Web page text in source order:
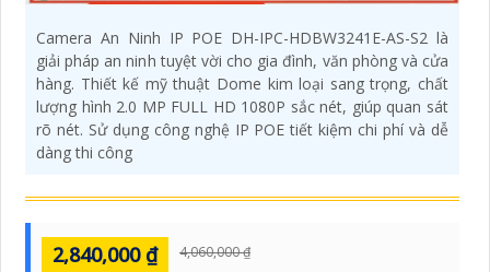
Camera An Ninh IP POE DH-IPC-HDBW3241E-AS-S2 là
giải pháp an ninh tuyệt vời cho gia đình, văn phòng và cửa
hàng. Thiết kế mỹ thuật Dome kim loại sang trọng, chất
lượng hình 2.0 MP FULL HD 1080P sắc nét, giúp quan sát
rõ nét. Sử dụng công nghệ IP POE tiết kiệm chi phí và dễ
dàng thi công
2,840,000 ₫ 4,060,000 ₫